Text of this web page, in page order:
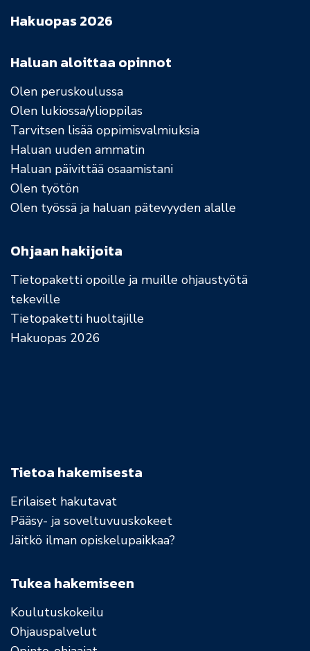
Haluan aloittaa opinnot
Olen peruskoulussa
Olen lukiossa/ylioppilas
Tarvitsen lisää oppimisvalmiuksia
Haluan uuden ammatin
Haluan päivittää osaamistani
Olen työtön
Olen työssä ja haluan pätevyyden alalle
Ohjaan hakijoita
Tietopaketti opoille ja muille ohjaustyötä
tekeville
Tietopaketti huoltajille
Hakuopas 2026
Tietoa hakemisesta
Erilaiset hakutavat
Pääsy- ja soveltuvuuskokeet
Jäitkö ilman opiskelupaikkaa?
Tukea hakemiseen
Koulutuskokeilu
Ohjauspalvelut
Hakuopas 2026